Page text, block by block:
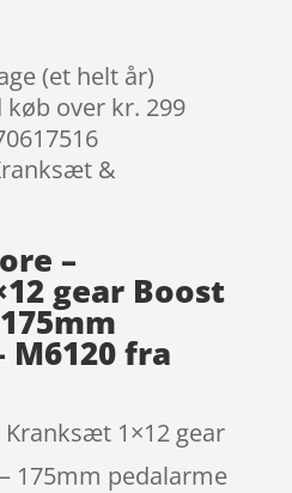
(et helt år)
køb over kr. 299
&
–
gear Boost
M6120 fra
1×12 gear
175mm pedalarme